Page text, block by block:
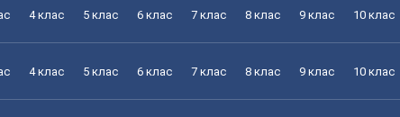
4 клас 5 клас 6 клас 7 клас 8 клас 9 клас 10 клас
4 клас 5 клас 6 клас 7 клас 8 клас 9 клас 10 клас